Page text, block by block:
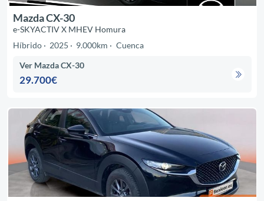
Mazda CX-30
e-SKYACTIV X MHEV Homura
Híbrido
2025 9.000km Cuenca
Ver Mazda CX-30
29.700€